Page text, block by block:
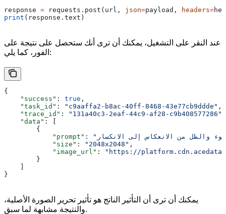
response = requests.post(url, json=payload, headers=
print (response.text)
عند النقر على التشغيل، يمكنك أن ترى أنك ستحصل على نتيجة على
الفور، كما يلي:
{
    "success"
: true ,
    "task_id"
: "c9aaffa2-b8ac-40ff-8468-43e77cb9ddde" ,
    "trace_id"
: "131a40c3-2eaf-44c9-af28-c9b408577286"
    "data"
: [
        {
            "prompt"
:
            "size"
: "2048x2048" ,
            "image_url"
:
"https://
        }
    ]
}
يمكنك أن ترى أن التأثير الناتج هو تأثير تحرير الصورة الأصلية،
والنتيجة مشابهة لما سبق.